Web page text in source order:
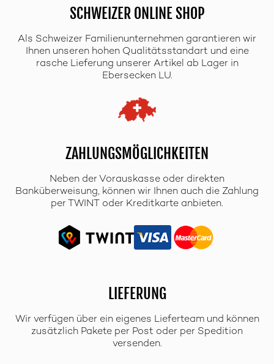
SCHWEIZER ONLINE SHOP
Als Schweizer Familienunternehmen garantieren wir
Ihnen unseren hohen Qualitätsstandart und eine
rasche Lieferung unserer Artikel ab Lager in
Ebersecken LU.
ZAHLUNGSMÖGLICHKEITEN
Neben der Vorauskasse oder direkten
Banküberweisung, können wir Ihnen auch die Zahlung
per TWINT oder Kreditkarte anbieten.
LIEFERUNG
Wir verfügen über ein eigenes Lieferteam und können
zusätzlich Pakete per Post oder per Spedition
versenden.